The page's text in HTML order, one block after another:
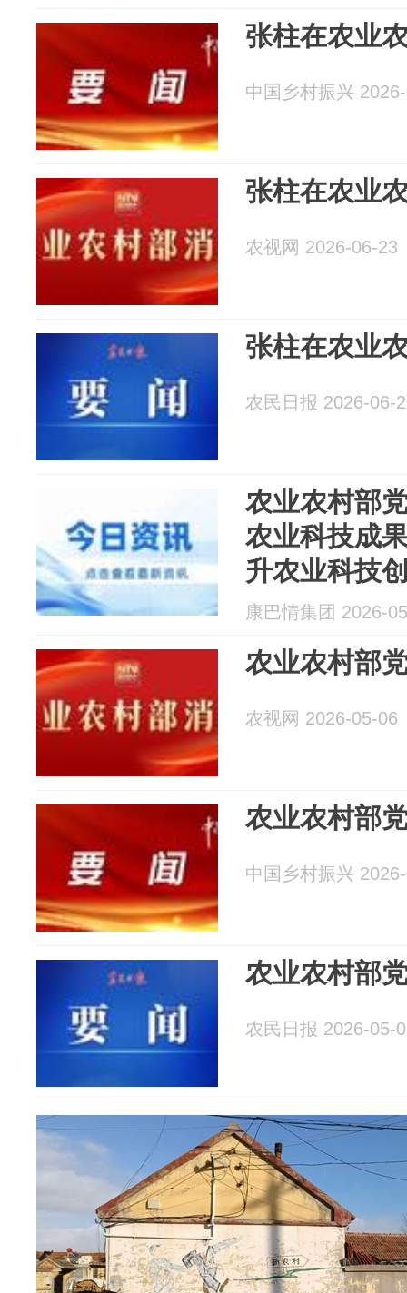
张柱在农业
中国乡村振兴
张柱在农业
农视网 2026-06-23
张柱在农业
农民日报 2026-06-
农业农村部
农业科技成
升农业科技
康巴情集团 2026-
农业农村部
农视网 2026-05-06
农业农村部
中国乡村振兴
农业农村部
农民日报 2026-05-